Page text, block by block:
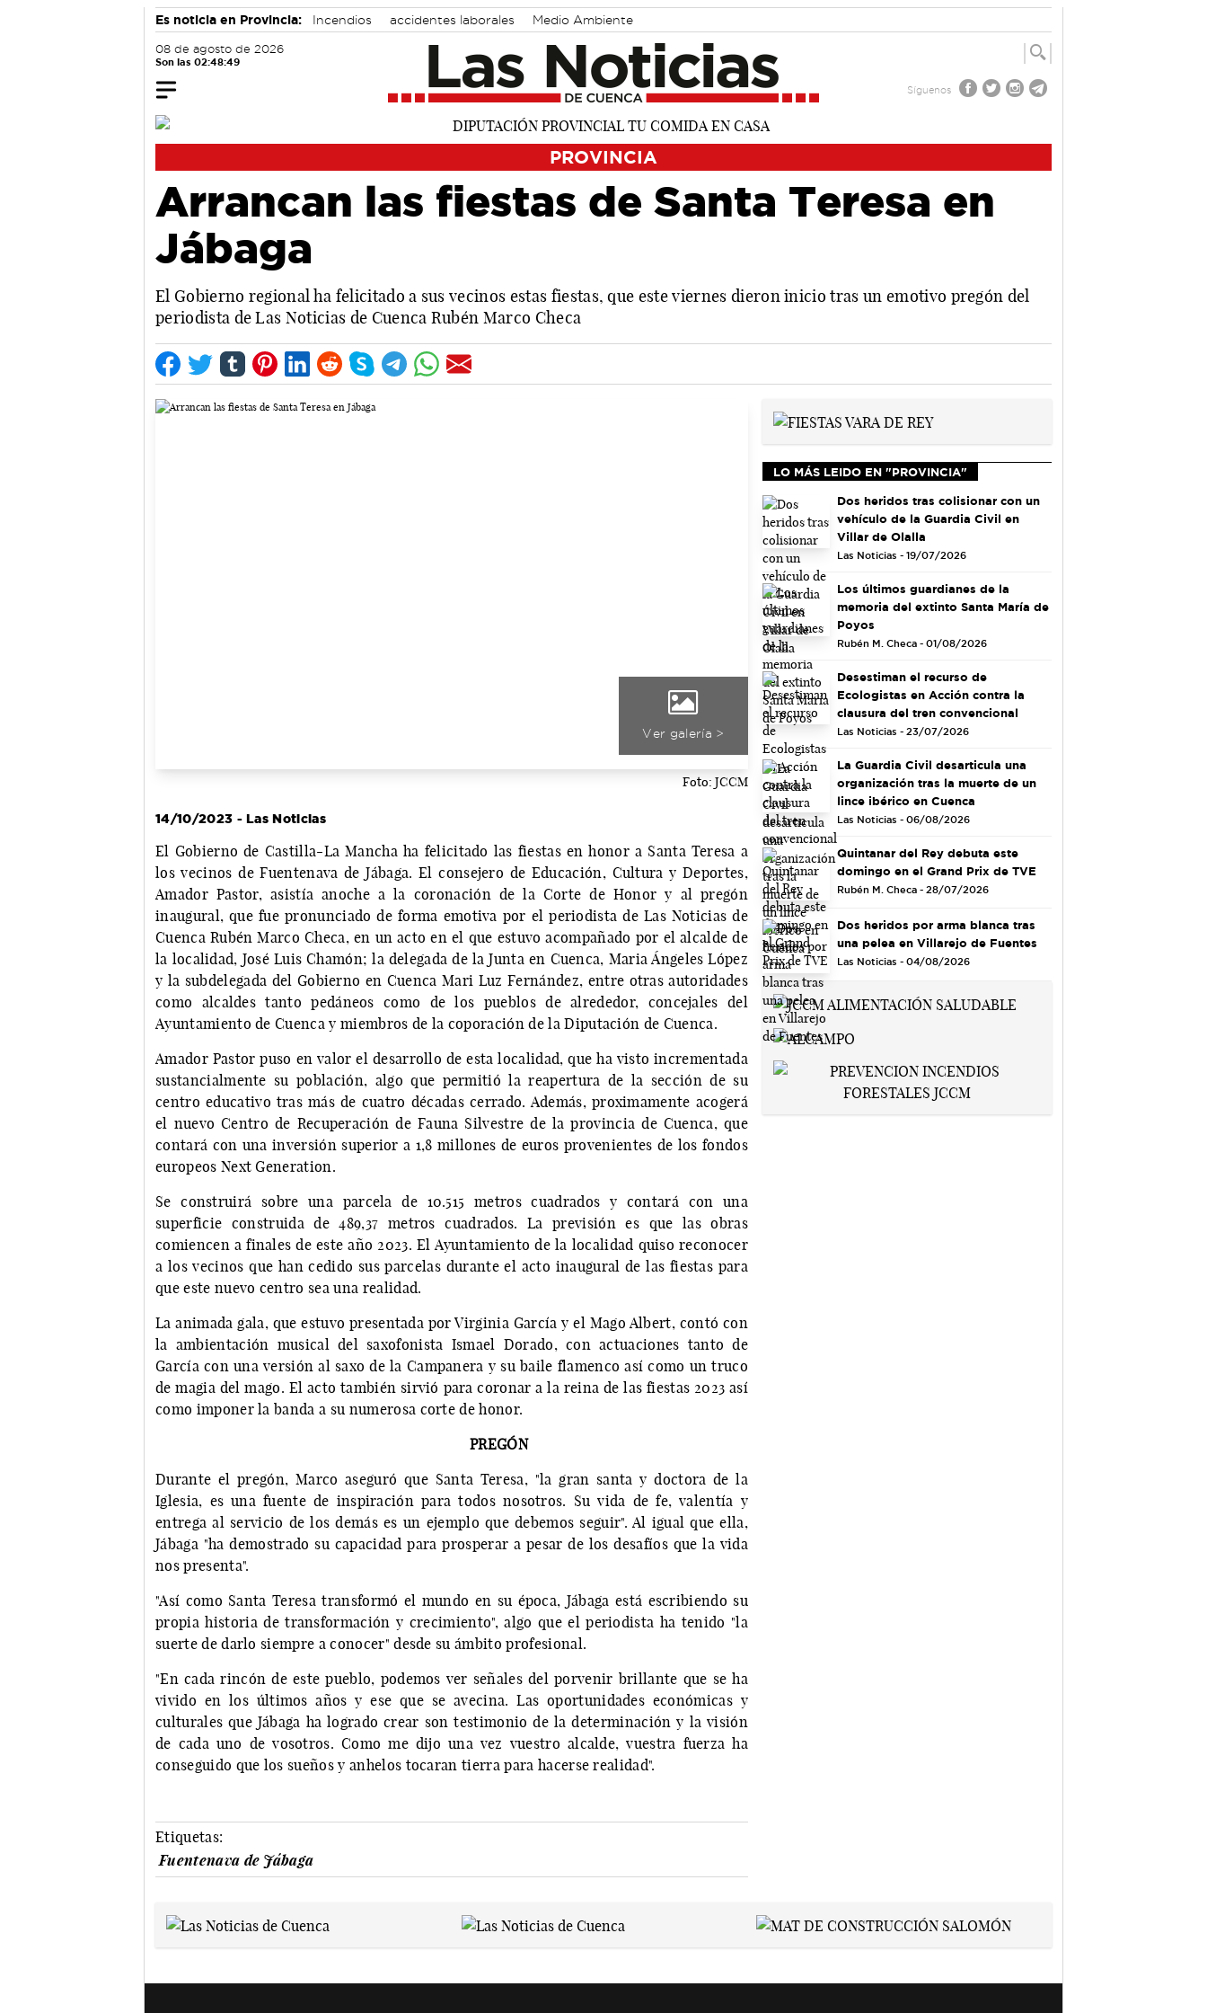
Es noticia en Provincia: Incendios accidentes laborales Medio Ambiente
08 de agosto de 2026
Son las 02:48:50
Síguenos
PROVINCIA
Arrancan las fiestas de Santa Teresa en
Jábaga
El Gobierno regional ha felicitado a sus vecinos estas fiestas, que este viernes dieron inicio tras un emotivo pregón del
periodista de Las Noticias de Cuenca Rubén Marco Checa
Ver galería >
Foto: JCCM
14/10/2023 - Las Noticias
El Gobierno de Castilla-La Mancha ha felicitado las fiestas en honor a Santa Teresa a
los vecinos de Fuentenava de Jábaga. El consejero de Educación, Cultura y Deportes,
Amador Pastor, asistía anoche a la coronación de la Corte de Honor y al pregón
inaugural, que fue pronunciado de forma emotiva por el periodista de Las Noticias de
Cuenca Rubén Marco Checa, en un acto en el que estuvo acompañado por el alcalde de
la localidad, José Luis Chamón; la delegada de la Junta en Cuenca, Maria Ángeles López
y la subdelegada del Gobierno en Cuenca Mari Luz Fernández, entre otras autoridades
como alcaldes tanto pedáneos como de los pueblos de alrededor, concejales del
Ayuntamiento de Cuenca y miembros de la coporación de la Diputación de Cuenca.
Amador Pastor puso en valor el desarrollo de esta localidad, que ha visto incrementada
sustancialmente su población, algo que permitió la reapertura de la sección de su
centro educativo tras más de cuatro décadas cerrado. Además, proximamente acogerá
el nuevo Centro de Recuperación de Fauna Silvestre de la provincia de Cuenca, que
contará con una inversión superior a 1,8 millones de euros provenientes de los fondos
europeos Next Generation.
Se construirá sobre una parcela de 10.515 metros cuadrados y contará con una
superficie construida de 489,37 metros cuadrados. La previsión es que las obras
comiencen a finales de este año 2023. El Ayuntamiento de la localidad quiso reconocer
a los vecinos que han cedido sus parcelas durante el acto inaugural de las fiestas para
que este nuevo centro sea una realidad.
La animada gala, que estuvo presentada por Virginia García y el Mago Albert, contó con
la ambientación musical del saxofonista Ismael Dorado, con actuaciones tanto de
García con una versión al saxo de la Campanera y su baile flamenco así como un truco
de magia del mago. El acto también sirvió para coronar a la reina de las fiestas 2023 así
como imponer la banda a su numerosa corte de honor.
PREGÓN
Durante el pregón, Marco aseguró que Santa Teresa, "la gran santa y doctora de la
Iglesia, es una fuente de inspiración para todos nosotros. Su vida de fe, valentía y
entrega al servicio de los demás es un ejemplo que debemos seguir". Al igual que ella,
Jábaga "ha demostrado su capacidad para prosperar a pesar de los desafíos que la vida
nos presenta".
"Así como Santa Teresa transformó el mundo en su época, Jábaga está escribiendo su
propia historia de transformación y crecimiento", algo que el periodista ha tenido "la
suerte de darlo siempre a conocer" desde su ámbito profesional.
"En cada rincón de este pueblo, podemos ver señales del porvenir brillante que se ha
vivido en los últimos años y ese que se avecina. Las oportunidades económicas y
culturales que Jábaga ha logrado crear son testimonio de la determinación y la visión
de cada uno de vosotros. Como me dijo una vez vuestro alcalde, vuestra fuerza ha
conseguido que los sueños y anhelos tocaran tierra para hacerse realidad".
Etiquetas:
Fuentenava de Jábaga
LO MÁS LEIDO EN "PROVINCIA"
Dos heridos tras colisionar con un
vehículo de la Guardia Civil en
Villar de Olalla
Las Noticias - 19/07/2026
Los últimos guardianes de la
memoria del extinto Santa María de
Poyos
Rubén M. Checa - 01/08/2026
Desestiman el recurso de
Ecologistas en Acción contra la
clausura del tren convencional
Las Noticias - 23/07/2026
La Guardia Civil desarticula una
organización tras la muerte de un
lince ibérico en Cuenca
Las Noticias - 06/08/2026
Quintanar del Rey debuta este
domingo en el Grand Prix de TVE
Rubén M. Checa - 28/07/2026
Dos heridos por arma blanca tras
una pelea en Villarejo de Fuentes
Las Noticias - 04/08/2026